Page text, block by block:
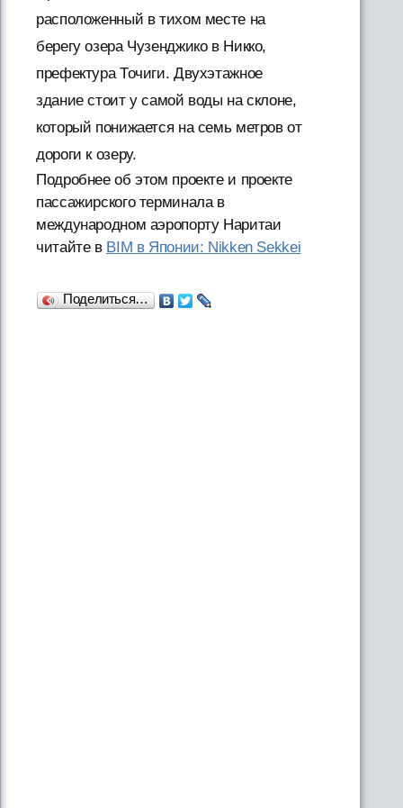
расположенный в тихом месте на
берегу озера Чузенджико в Никко,
префектура Точиги. Двухэтажное
здание стоит у самой воды на склоне,
который понижается на семь метров от
дороги к озеру.
Подробнее об этом проекте и проекте
пассажирского терминала в
международном аэропорту Наритаи
читайте в BIM в Японии: Nikken Sekkei
Поделиться…